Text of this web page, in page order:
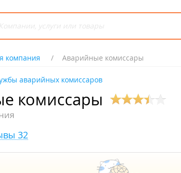
компания Аварийные комиссары
аварийных комиссаров
комиссары
32